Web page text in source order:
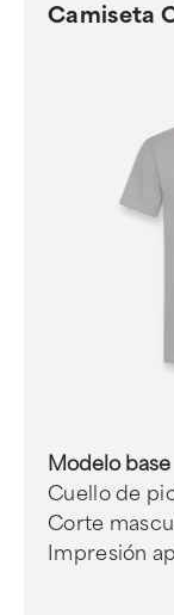
Camiseta
Modelo base
Cuello de
Corte
Impresión